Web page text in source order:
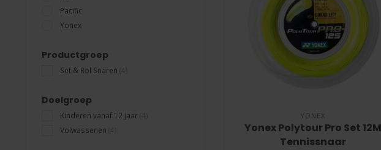
Pacific
Yonex
Productgroep
Set & Rol Snaren
Doelgroep
Kinderen vanaf 12 jaar
Volwassenen
YONEX
Yonex Polytour Pro Set 12M
Tennissnaar